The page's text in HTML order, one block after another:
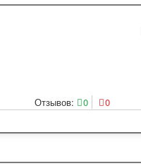
Отзывов: 0 0